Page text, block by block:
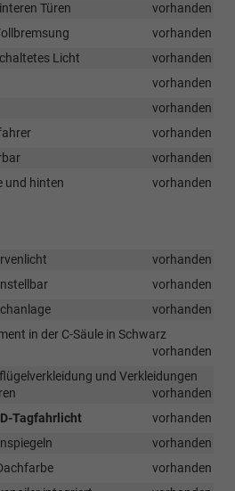
Türen
vorhanden
vorhanden
Licht
vorhanden
vorhanden
vorhanden
vorhanden
vorhanden
und hinten
vorhanden
vorhanden
vorhanden
vorhanden
in der C-Säule in Schwarz
vorhanden
und Verkleidungen
vorhanden
Tagfahrlicht
vorhanden
vorhanden
vorhanden